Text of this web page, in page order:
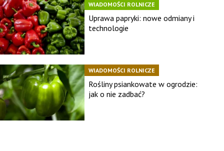
WIADOMOŚCI ROLNICZE
Uprawa papryki: nowe odmiany i
technologie
WIADOMOŚCI ROLNICZE
Rośliny psiankowate w ogrodzie:
jak o nie zadbać?